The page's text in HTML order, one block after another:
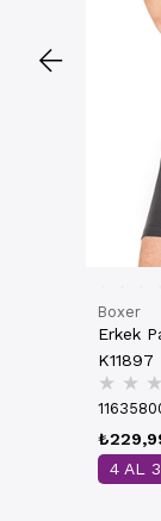
Boxer
Erkek
K11897
★ ★ ★
4 AL